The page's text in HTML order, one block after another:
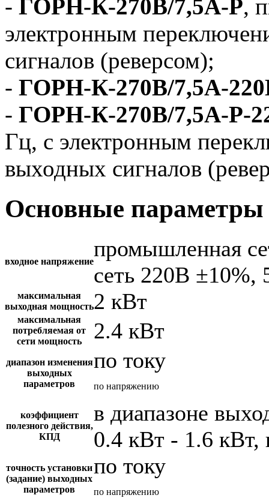
- ГОРН-К-270В/7,5А-Р,
электронным
сигналов (реверсом);
- ГОРН-К-270В/7,5А-
- ГОРН-К-270В/7,5А-Р-
Гц, с электронным
выходных сигналов
Основные параметры
входное напряжение
промышленная
сеть 220В ±10%,
максимальная
выходная мощность2 кВт
максимальная
потребляемая от
сети мощность
2.4 кВт
диапазон изменения
выходных
параметров
по току
по напряжению
коэффициент
полезного действия,
КПД
в диапазоне
0.4 кВт - 1.6 кВт,
точность установки
(задание) выходных
параметров
по току
по напряжению